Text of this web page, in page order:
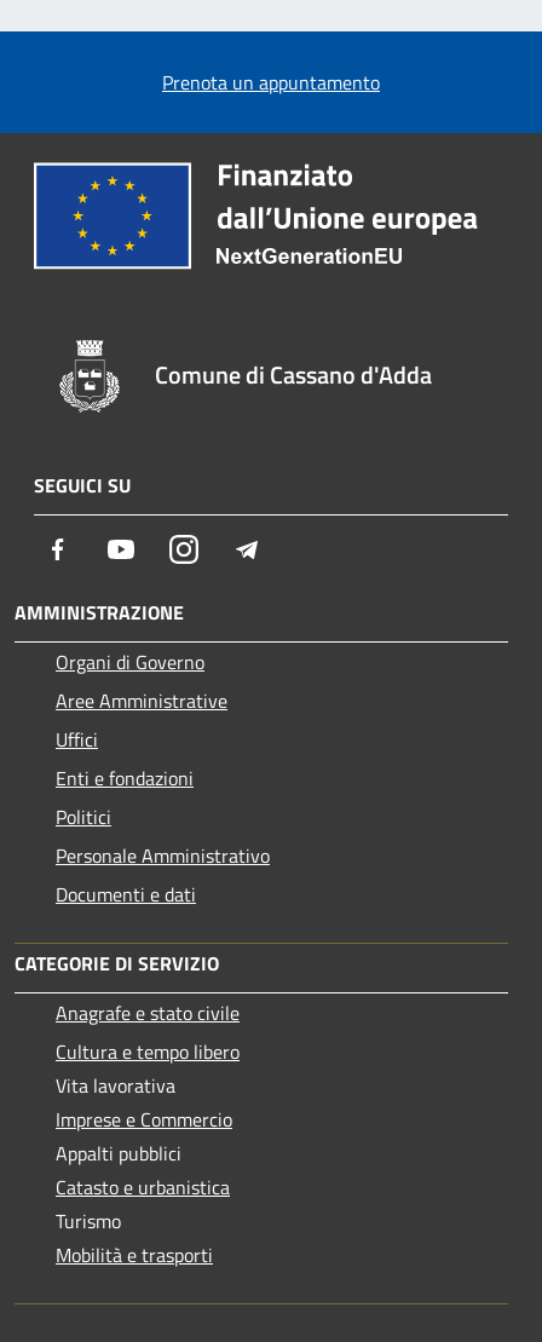
Prenota un appuntamento
Comune di Cassano d'Adda
SEGUICI SU
Facebook YoutubeInstagram
AMMINISTRAZIONE
Organi di Governo
Aree Amministrative
Uffici
Enti e fondazioni
Politici
Personale Amministrativo
Documenti e dati
CATEGORIE DI SERVIZIO
Anagrafe e stato civile
Cultura e tempo libero
Vita lavorativa
Imprese e Commercio
Appalti pubblici
Catasto e urbanistica
Turismo
Mobilità e trasporti